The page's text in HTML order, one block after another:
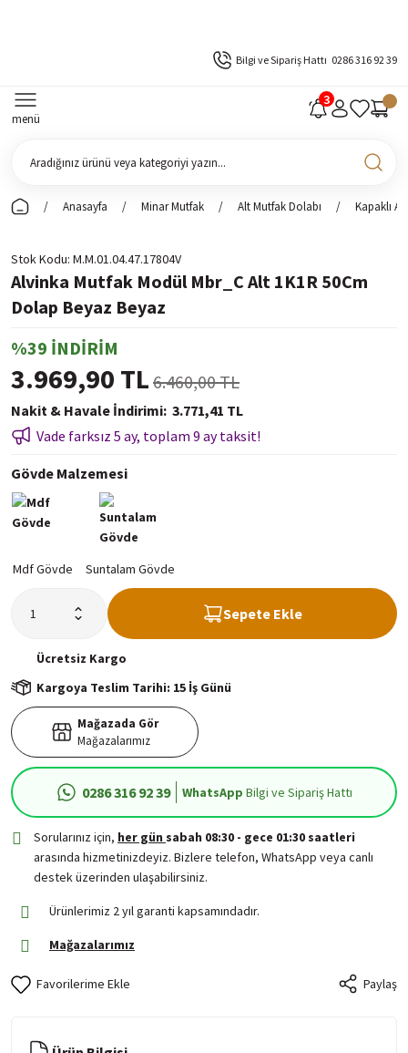
Bilgi ve Sipariş Hattı 0286 316 92 39
menü
Anasayfa Minar Mutfak Alt Mutfak Dolabı Kapaklı
Stok Kodu M.M.01.04.47.17804V
Alvinka Mutfak Modül Mbr_C Alt 1K1R 50Cm
Dolap Beyaz Beyaz
%39 İNDİRİM
3.969,90 TL 6.460,00 TL
Nakit & Havale İndirimi 3.771,41 TL
Vade farksız 5 ay, toplam 9 ay taksit!
Gövde Malzemesi
Sepete Ekle
Ücretsiz Kargo
Kargoya Teslim Tarihi: 15 İş Günü
Mağazada Gör
Mağazalarımız
0286 316 92 39 WhatsApp Bilgi ve Sipariş Hattı
Sorularınız için, her gün sabah 08:30 - gece 01:30 saatleri
arasında hizmetinizdeyiz. Bizlere telefon, WhatsApp veya canlı
destek üzerinden ulaşabilirsiniz.
Ürünlerimiz 2 yıl garanti kapsamındadır.
Mağazalarımız
Paylaş